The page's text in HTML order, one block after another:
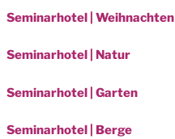
Seminarhotel | Weihnachten
Seminarhotel | Natur
Seminarhotel | Garten
Seminarhotel | Berge